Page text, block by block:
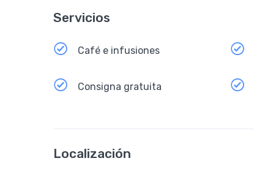
Servicios
Café e infusiones
Consigna gratuita
Localización